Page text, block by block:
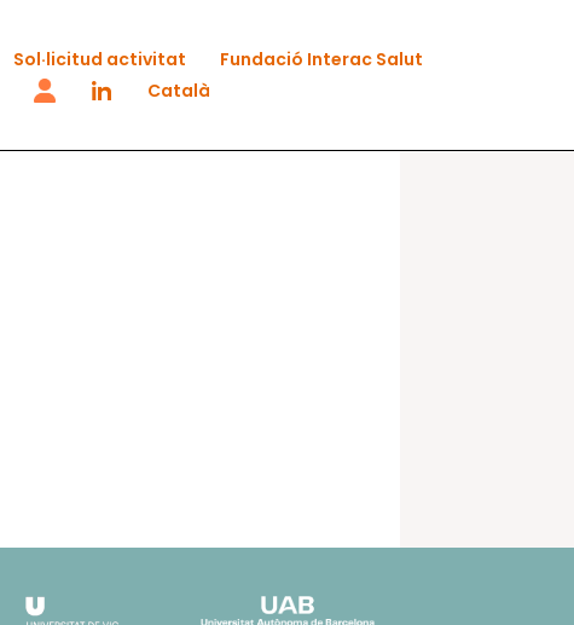
Sol·licitud activitat
Fundació Interac Salut
Català